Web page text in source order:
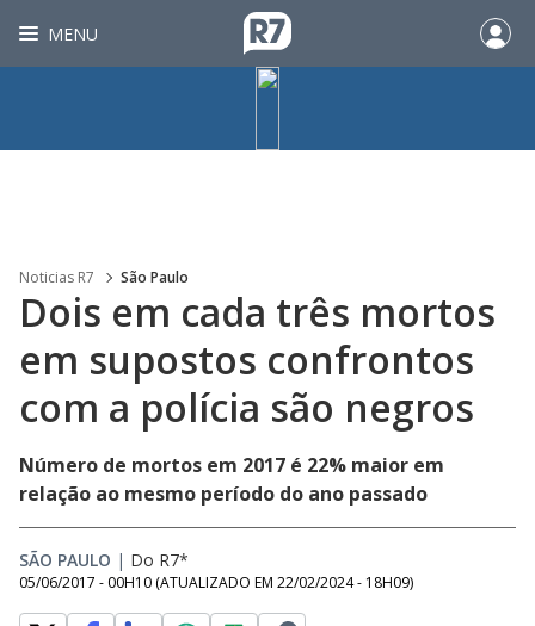
MENU
Noticias R7 São Paulo
Dois em cada três mortos
em supostos confrontos
com a polícia são negros
Número de mortos em 2017 é 22% maior em
relação ao mesmo período do ano passado
SÃO PAULO | Do R7*
05/06/2017 - 00H10 (ATUALIZADO EM 22/02/2024 - 18H09)